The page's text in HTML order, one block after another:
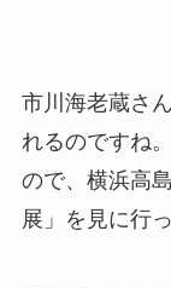
市川海老蔵さ
れるのですね
ので、横浜高
展」を見に行